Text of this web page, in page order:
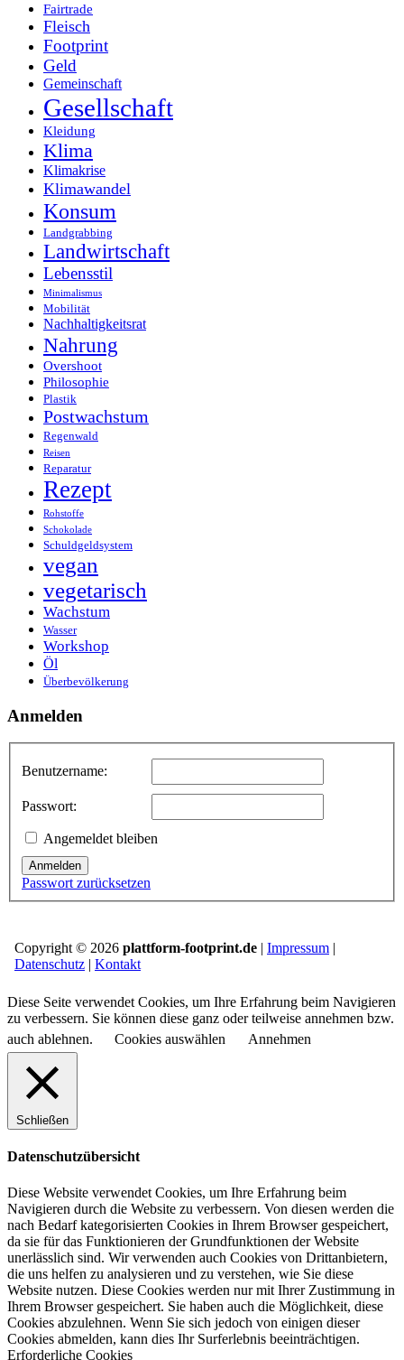
Fairtrade
Fleisch
Footprint
Geld
Gemeinschaft
Gesellschaft
Kleidung
Klima
Klimakrise
Klimawandel
Konsum
Landgrabbing
Landwirtschaft
Lebensstil
Minimalismus
Mobilität
Nachhaltigkeitsrat
Nahrung
Overshoot
Philosophie
Plastik
Postwachstum
Regenwald
Reisen
Reparatur
Rezept
Rohstoffe
Schokolade
Schuldgeldsystem
vegan
vegetarisch
Wachstum
Wasser
Workshop
Öl
Überbevölkerung
Anmelden
Benutzername:
Passwort:
Angemeldet bleiben
Anmelden
Passwort zurücksetzen
Copyright © 2026 plattform-footprint.de | Impressum |
Datenschutz | Kontakt
Diese Seite verwendet Cookies, um Ihre Erfahrung beim Navigieren
zu verbessern. Sie können diese ganz oder teilweise annehmen bzw.
auch ablehnen.
Cookies auswählen Annehmen
Schließen
Datenschutzübersicht
Diese Website verwendet Cookies, um Ihre Erfahrung beim
Navigieren durch die Website zu verbessern. Von diesen werden die
nach Bedarf kategorisierten Cookies in Ihrem Browser gespeichert,
da sie für das Funktionieren der Grundfunktionen der Website
unerlässlich sind. Wir verwenden auch Cookies von Drittanbietern,
die uns helfen zu analysieren und zu verstehen, wie Sie diese
Website nutzen. Diese Cookies werden nur mit Ihrer Zustimmung in
Ihrem Browser gespeichert. Sie haben auch die Möglichkeit, diese
Cookies abzulehnen. Wenn Sie sich jedoch von einigen dieser
Cookies abmelden, kann dies Ihr Surferlebnis beeinträchtigen.
Erforderliche Cookies